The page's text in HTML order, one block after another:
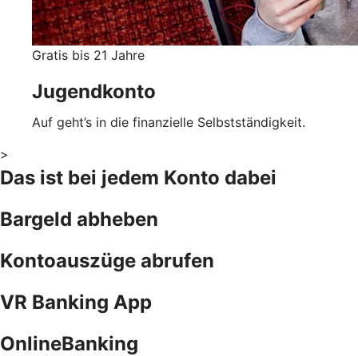
Gratis bis 21 Jahre
Jugendkonto
Auf geht’s in die finanzielle Selbstständigkeit.
>
Das ist bei jedem Konto dabei
Bargeld abheben
Kontoauszüge abrufen
VR Banking App
OnlineBanking